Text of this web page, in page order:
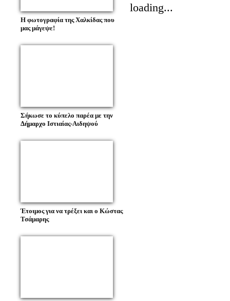
Η φωτογραφία της Χαλκίδας που
μας μάγεψε!
Σήκωσε το κύπελο παρέα με την
Δήμαρχο Ιστιαίας-Αιδηψού
Έτοιμος για να τρέξει και ο Κώστας
Τσάμαρης
loading...